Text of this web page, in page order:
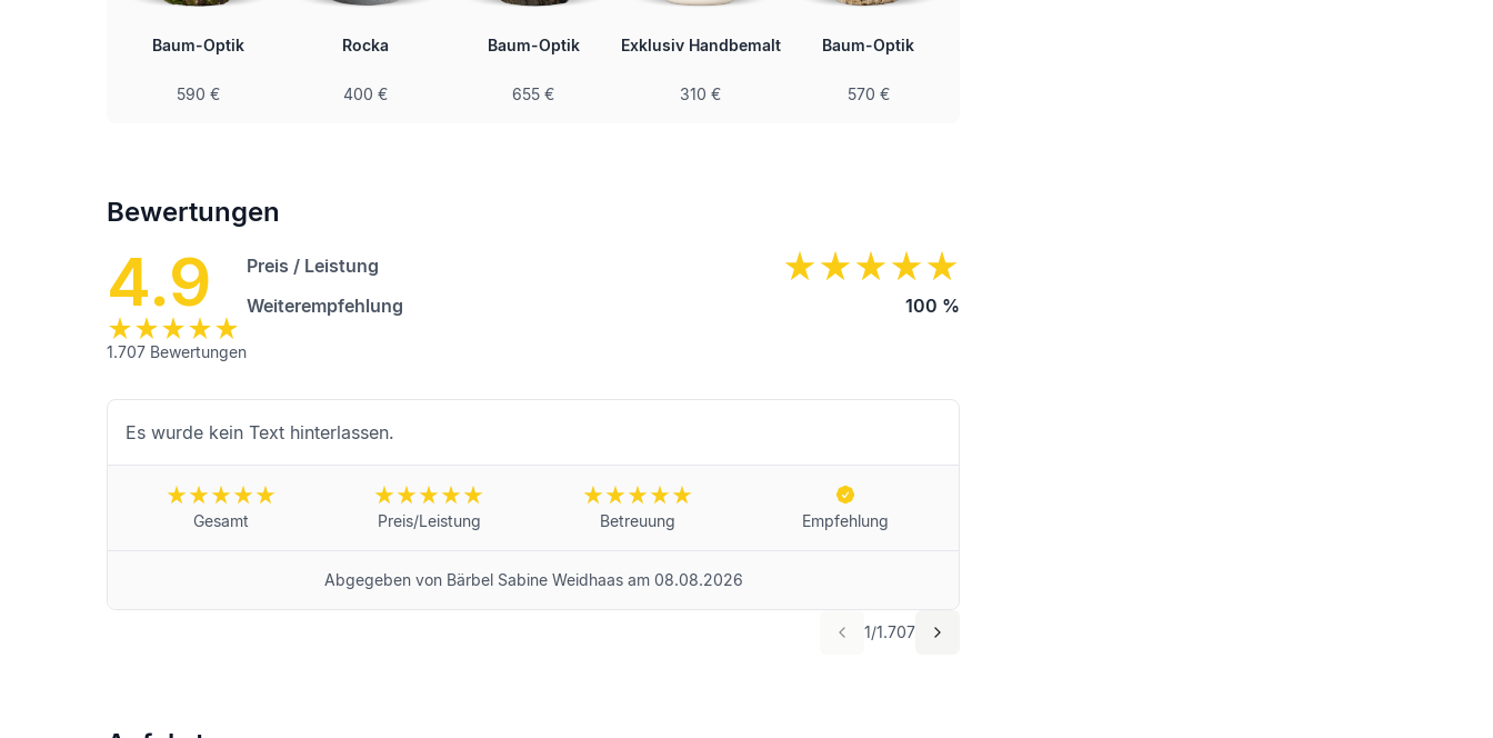
Baum-Optik
590 €
Rocka
400 €
Baum-Optik
655 €
Exklusiv Handbemalt
310 €
Baum-Optik
570 €
Bewertungen
4.9
1.707 Bewertungen
Preis / Leistung
Weiterempfehlung
100 %
1/1.707
Es wurde kein Text hinterlassen.
Gesamt Preis/Leistung Betreuung Empfehlung
Abgegeben von Bärbel Sabine Weidhaasam 08.08.2026